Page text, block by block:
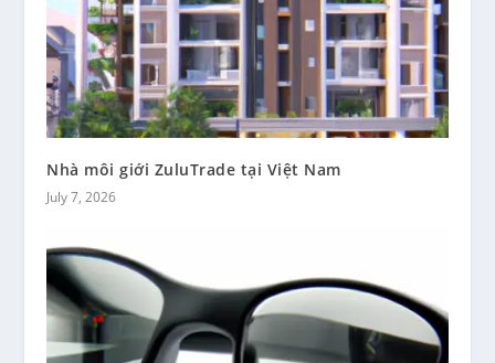
Nhà môi giới ZuluTrade tại Việt Nam
July 7, 2026